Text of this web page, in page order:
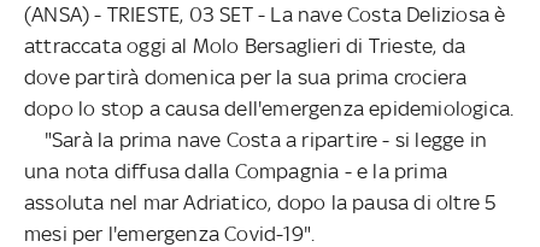
(ANSA) - TRIESTE, 03 SET - La nave Costa Deliziosa è
attraccata oggi al Molo Bersaglieri di Trieste, da
dove partirà domenica per la sua prima crociera
dopo lo stop a causa dell'emergenza epidemiologica.
"Sarà la prima nave Costa a ripartire - si legge in
una nota diffusa dalla Compagnia - e la prima
assoluta nel mar Adriatico, dopo la pausa di oltre 5
mesi per l'emergenza Covid-19".